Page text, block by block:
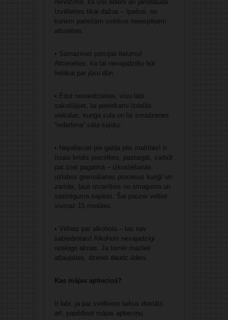
nenozīmē, ka visi ēdieni arī jānobauda.
Izvēlieties tikai dažus – īpašus, no
kuriem patiešām svētkos neiespējami
atturēties.
• Samaziniet porcijas lielumu!
Atcerieties, ka tai nevajadzētu būt
lielākai par jūsu dūri.
• Ēdot nesteidzieties, visu labi
sakošļājiet, lai pietiekami izdalās
siekalas, kuņģa sula un lai smadzenes
“iedarbina” sāta sajūtu.
• Nepalieciet pie galda pēc maltītes! Ir
īstais brīdis piecelties, pastaigāt, varbūt
pat iziet pagalmā – izkustēšanās
uzlabos gremošanas procesus kuņģī un
zarnās, ļaus izvairīties no smaguma un
sastrēguma sajūtas. Šai pauzei veltiet
vismaz 15 minūtes.
• Vēlreiz par alkoholu – tas nav
sabiedrotais! Alkohols nevajadzīgi
noslogo aknas. Ja tomēr mazliet
atļaujaties, dzeriet daudz ūdeni.
Kas mājas aptieciņā?
Ir labi, ja par svētkiem laikus domāts
arī, papildinot mājas aptieciņu.